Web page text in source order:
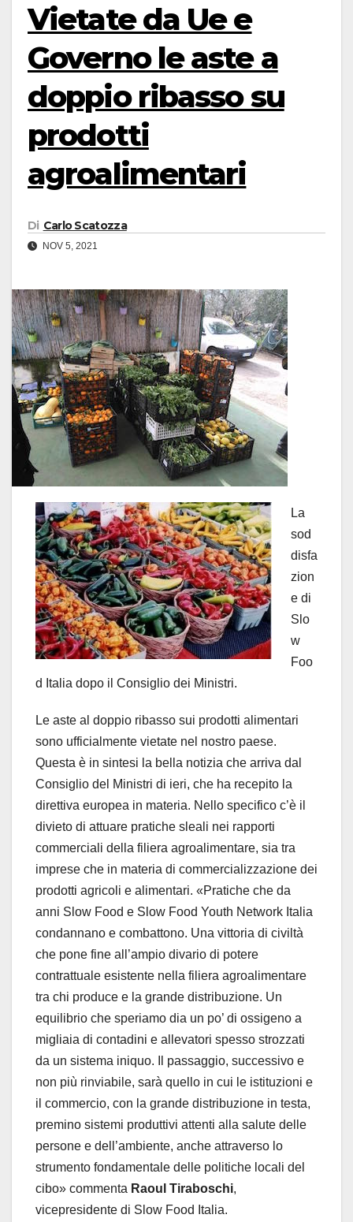
Vietate da Ue e
Governo le aste a
doppio ribasso su
prodotti
agroalimentari
Di Carlo Scatozza
NOV 5, 2021
La
sod
disfa
zion
e di
Slo
w
Foo
d Italia dopo il Consiglio dei Ministri.
Le aste al doppio ribasso sui prodotti alimentari
sono ufficialmente vietate nel nostro paese.
Questa è in sintesi la bella notizia che arriva dal
Consiglio del Ministri di ieri, che ha recepito la
direttiva europea in materia. Nello specifico c’è il
divieto di attuare pratiche sleali nei rapporti
commerciali della filiera agroalimentare, sia tra
imprese che in materia di commercializzazione dei
prodotti agricoli e alimentari. «Pratiche che da
anni Slow Food e Slow Food Youth Network Italia
condannano e combattono. Una vittoria di civiltà
che pone fine all’ampio divario di potere
contrattuale esistente nella filiera agroalimentare
tra chi produce e la grande distribuzione. Un
equilibrio che speriamo dia un po’ di ossigeno a
migliaia di contadini e allevatori spesso strozzati
da un sistema iniquo. Il passaggio, successivo e
non più rinviabile, sarà quello in cui le istituzioni e
il commercio, con la grande distribuzione in testa,
premino sistemi produttivi attenti alla salute delle
persone e dell’ambiente, anche attraverso lo
strumento fondamentale delle politiche locali del
cibo» commenta Raoul Tiraboschi,
vicepresidente di Slow Food Italia.